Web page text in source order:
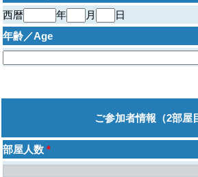
西暦
年 月
日
年齢／Age
ご参加者情報（2部屋
部屋人数 *